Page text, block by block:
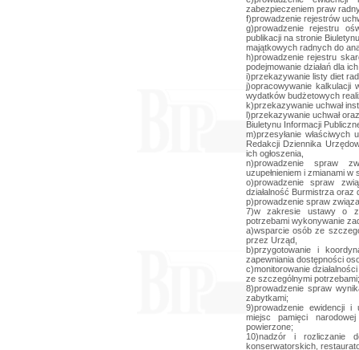
zabezpieczeniem praw
f)prowadzenie rejestrów
g)prowadzenie rejestru
publikacji na stronie
majątkowych radnych do
h)prowadzenie rejestru
podejmowanie działań dla
i)przekazywanie listy diet
j)opracowywanie kalkulacji
wydatków budżetowych
k)przekazywanie uchwał
l)przekazywanie uchwał
Biuletynu Informacji
m)przesyłanie właściwych
Redakcji Dziennika
ich ogłoszenia,
n)prowadzenie spraw
uzupełnieniem i zmianami w
o)prowadzenie spraw
działalność Burmistrza
p)prowadzenie spraw
7)w zakresie ustawy o
potrzebami wykonywanie
a)wsparcie osób ze
przez Urząd,
b)przygotowanie i
zapewniania dostępności
c)monitorowanie
ze szczególnymi potrzebami;
8)prowadzenie spraw
zabytkami;
9)prowadzenie ewidencji i
miejsc pamięci
powierzone;
10)nadzór i rozliczanie
konserwatorskich,